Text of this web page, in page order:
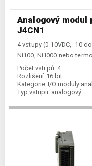
Analogový modul
J4CN1
4 vstupy (0-10VDC, -10
Ni100, Ni1000 nebo
Počet vstupů: 4
Rozlišení: 16 bit
Kategorie: I/O moduly
Typ vstupu: analogový